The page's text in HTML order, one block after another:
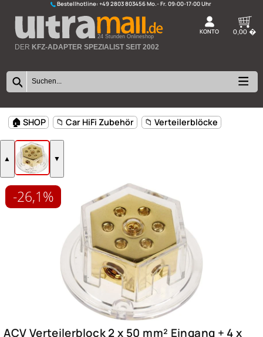
Bestellhotline:+49 2803 803456
24 Stunden Onlineshop
▲ ▼
-26,1%